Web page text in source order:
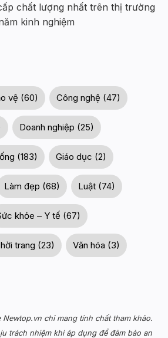
chất lượng nhất trên thị trường
kinh nghiệm
vệ (60) Công nghệ (47)
Doanh nghiệp (25)
(183) Giáo dục (2)
Làm đẹp (68) Luật (74)
khỏe – Y tế (67)
trang (23) Văn hóa (3)
Newtop.vn chỉ mang tính chất tham khảo.
trách nhiệm khi áp dụng để đảm bảo an